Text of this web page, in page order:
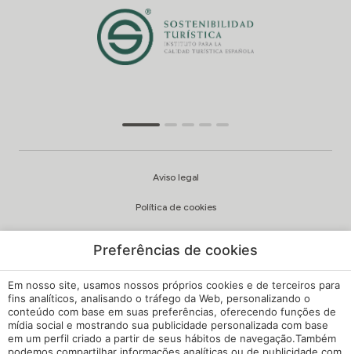
Aviso legal
Política de cookies
Canal de Queixas
Regulamento Interno
Preferências de cookies
Em nosso site, usamos nossos próprios cookies e de terceiros para
fins analíticos, analisando o tráfego da Web, personalizando o
conteúdo com base em suas preferências, oferecendo funções de
mídia social e mostrando sua publicidade personalizada com base
em um perfil criado a partir de seus hábitos de navegação.Também